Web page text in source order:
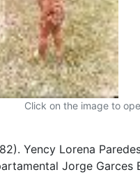
Click on the image to
Yency Lorena
Jorge Garces